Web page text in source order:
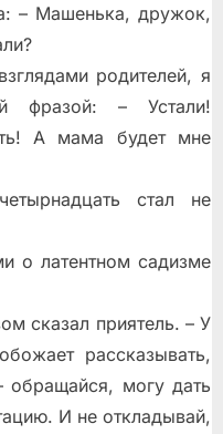
– Машенька, дружок,
родителей, я
фразой: – Устали!
А мама будет мне
стал не
о латентном садизме
сказал приятель. – У
рассказывать,
обращайся, могу дать
И не откладывай,